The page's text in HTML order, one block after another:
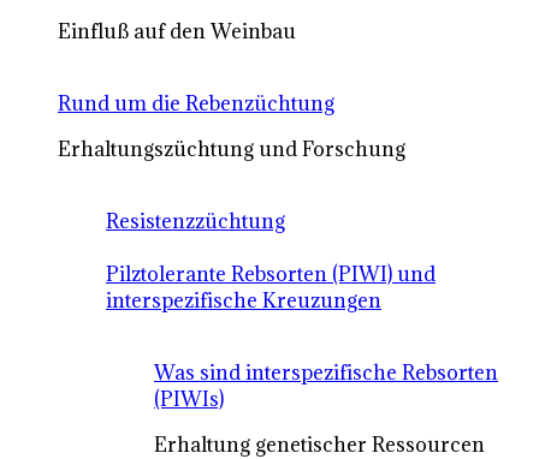
Einfluß auf den Weinbau
Rund um die Rebenzüchtung
Erhaltungszüchtung und Forschung
Resistenzzüchtung
Pilztolerante Rebsorten (PIWI) und
interspezifische Kreuzungen
Was sind interspezifische Rebsorten
(PIWIs)
Erhaltung genetischer Ressourcen